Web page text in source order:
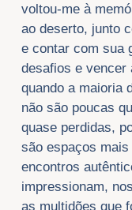
voltou-me à
ao deserto, junto
e contar com sua
desafios e vencer
quando a maioria
não são poucas
quase perdidas,
são espaços
encontros
impressionam,
as multidões que